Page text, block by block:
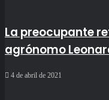
La preocupante
agrónomo
4 de abril de 2021